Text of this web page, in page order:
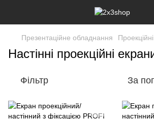
Презентаційне обладнання
Настінні проекційні
Фільтр За